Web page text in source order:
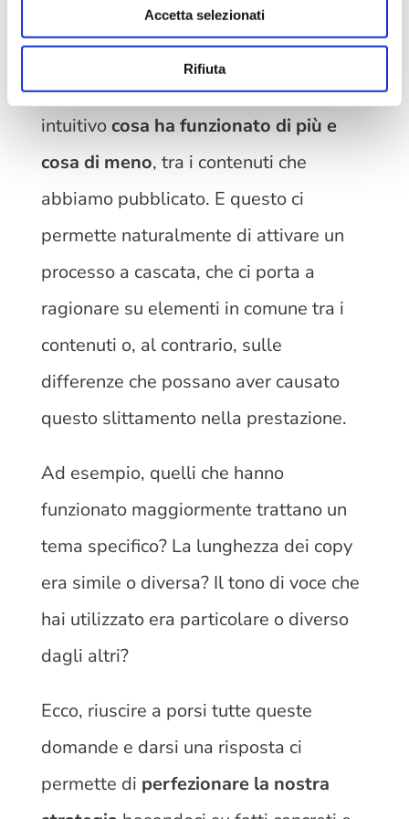
Accetta selezionati
Rifiuta
L’aggiunta di questa metrica ci
permette di capire in modo più che
intuitivocosa ha funzionato di più e
cosa di meno, tra i contenuti che
abbiamo pubblicato. E questo ci
permette naturalmente di attivare un
processo a cascata, che ci porta a
ragionare su elementi in comune tra i
contenuti o, al contrario, sulle
differenze che possano aver causato
questo slittamento nella prestazione.
Ad esempio, quelli che hanno
funzionato maggiormente trattano un
tema specifico? La lunghezza dei copy
era simile o diversa? Il tono di voce che
hai utilizzato era particolare o diverso
dagli altri?
Ecco, riuscire a porsi tutte queste
domande e darsi una risposta ci
permette di perfezionare la nostra